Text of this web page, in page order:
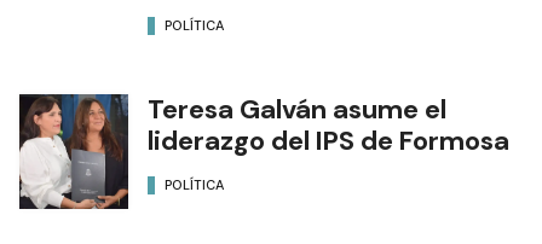
POLÍTICA
Teresa Galván asume el
liderazgo del IPS de Formosa
POLÍTICA